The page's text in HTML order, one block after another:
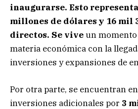
inaugurarse. Esto
millones de dólares y 16 mil
directos. Se viveun
materia económica con la
inversiones y expansiones de
Por otra parte, se encuentran
inversiones adicionales por 3